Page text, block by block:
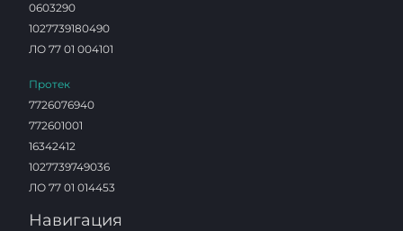
0603290
1027739180490
ЛО 77 01 004101
Протек
7726076940
772601001
16342412
1027739749036
ЛО 77 01 014453
Навигация